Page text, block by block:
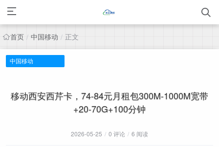
首页 / 中国移动 / 正文
中国移动
移动西安西芹卡，74-84元月租包300M-1000M宽带
+20-70G+100分钟
2026-05-25 / 0 评论 / 6 阅读